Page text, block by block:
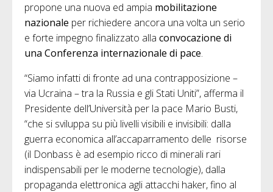
propone una nuova ed ampia mobilitazione
nazionale per richiedere ancora una volta un serio
e forte impegno finalizzato alla convocazione di
una Conferenza internazionale di pace.
“Siamo infatti di fronte ad una contrapposizione –
via Ucraina – tra la Russia e gli Stati Uniti”, afferma il
Presidente dell’Università per la pace Mario Busti,
“che si sviluppa su più livelli visibili e invisibili: dalla
guerra economica all’accaparramento delle risorse
(il Donbass è ad esempio ricco di minerali rari
indispensabili per le moderne tecnologie), dalla
propaganda elettronica agli attacchi haker, fino al